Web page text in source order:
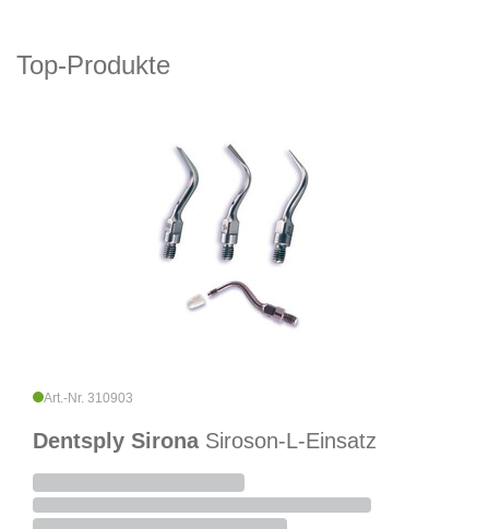
Top-Produkte
Art.-Nr. 310903
Dentsply Sirona Siroson-L-Einsatz